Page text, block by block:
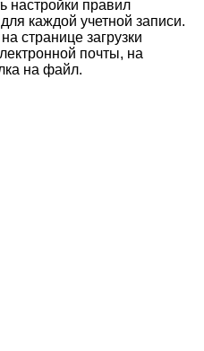
настройки правил
каждой учетной записи.
странице загрузки
почты, на
на файл.